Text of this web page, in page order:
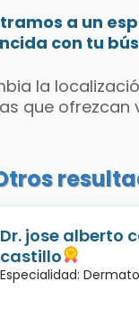
a un
con tu
la
que ofrezcan
Dr. jose alberto
castillo
Especialidad: